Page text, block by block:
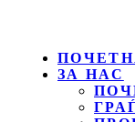
ЗА НАС